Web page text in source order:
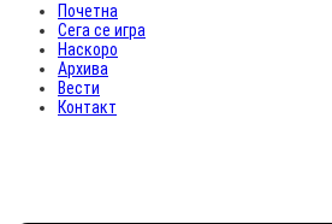
Почетна
Сега се игра
Наскоро
Архива
Вести
Контакт